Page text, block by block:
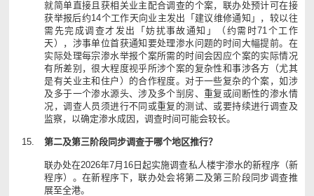
就简单直接且获相关业主配合调查的个案，联办处预计可在接
获举报后约14个工作天向业主发出「建议维修通知」，较以往
需先完成调查才发出「妨扰事故通知」（约需时71个工作
天），涉事单位首获通知要处理渗水问题的时间大幅提前。在
实际处理每宗渗水举报个案所需的时间会因应个案的实际情况
有所差别，很大程度视乎所涉个案的复杂性和事涉各方（尤其
是有关业主和住户）的合作程度。对于一些复杂的个案，如涉
及多于一个渗水源头、涉及多个㓥房、重复或间断性的渗水情
况，调查人员须进行不同或重复的测试、或要持续进行调查及
监察，以确定渗水成因，调查时间可能会较长。
第二及第三阶段同步调查于哪个地区推行？
联办处在2026年7月16日起实施调查私人楼宇渗水的新程序（新
程序）。在新程序下，联办处会将第二及第三阶段同步调查推
展至全港。